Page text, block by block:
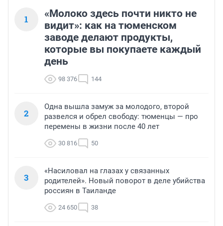
1
«Молоко здесь почти никто не
видит»: как на тюменском
заводе делают продукты,
которые вы покупаете каждый
день
98 376 144
2
Одна вышла замуж за молодого, второй
развелся и обрел свободу: тюменцы — про
перемены в жизни после 40 лет
30 816 50
3
«Насиловал на глазах у связанных
родителей». Новый поворот в деле убийства
россиян в Таиланде
24 650 38